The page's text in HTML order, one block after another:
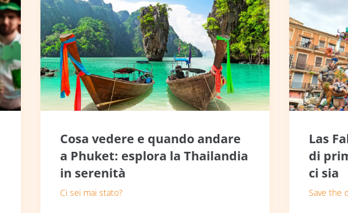
Cosa vedere e quando andare
a Phuket: esplora la Thailandia
in serenità
Ci sei mai stato?
Las
di
ci sia
Save the